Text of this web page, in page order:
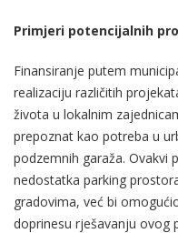
Primjeri potencijalnih
Finansiranje putem
realizaciju različitih
života u lokalnim
prepoznat kao potreba u
podzemnih garaža. Ovakvi
nedostatka parking
gradovima, već bi
doprinesu rješavanju ovog